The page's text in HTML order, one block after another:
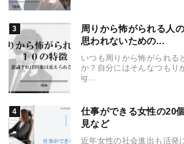
周りから怖がられる人
思われないための...
いつも周りから怖がられる
か？自分にはそんなつもり
ig...
仕事ができる女性の20
見など
近年女性の社会進出も活発